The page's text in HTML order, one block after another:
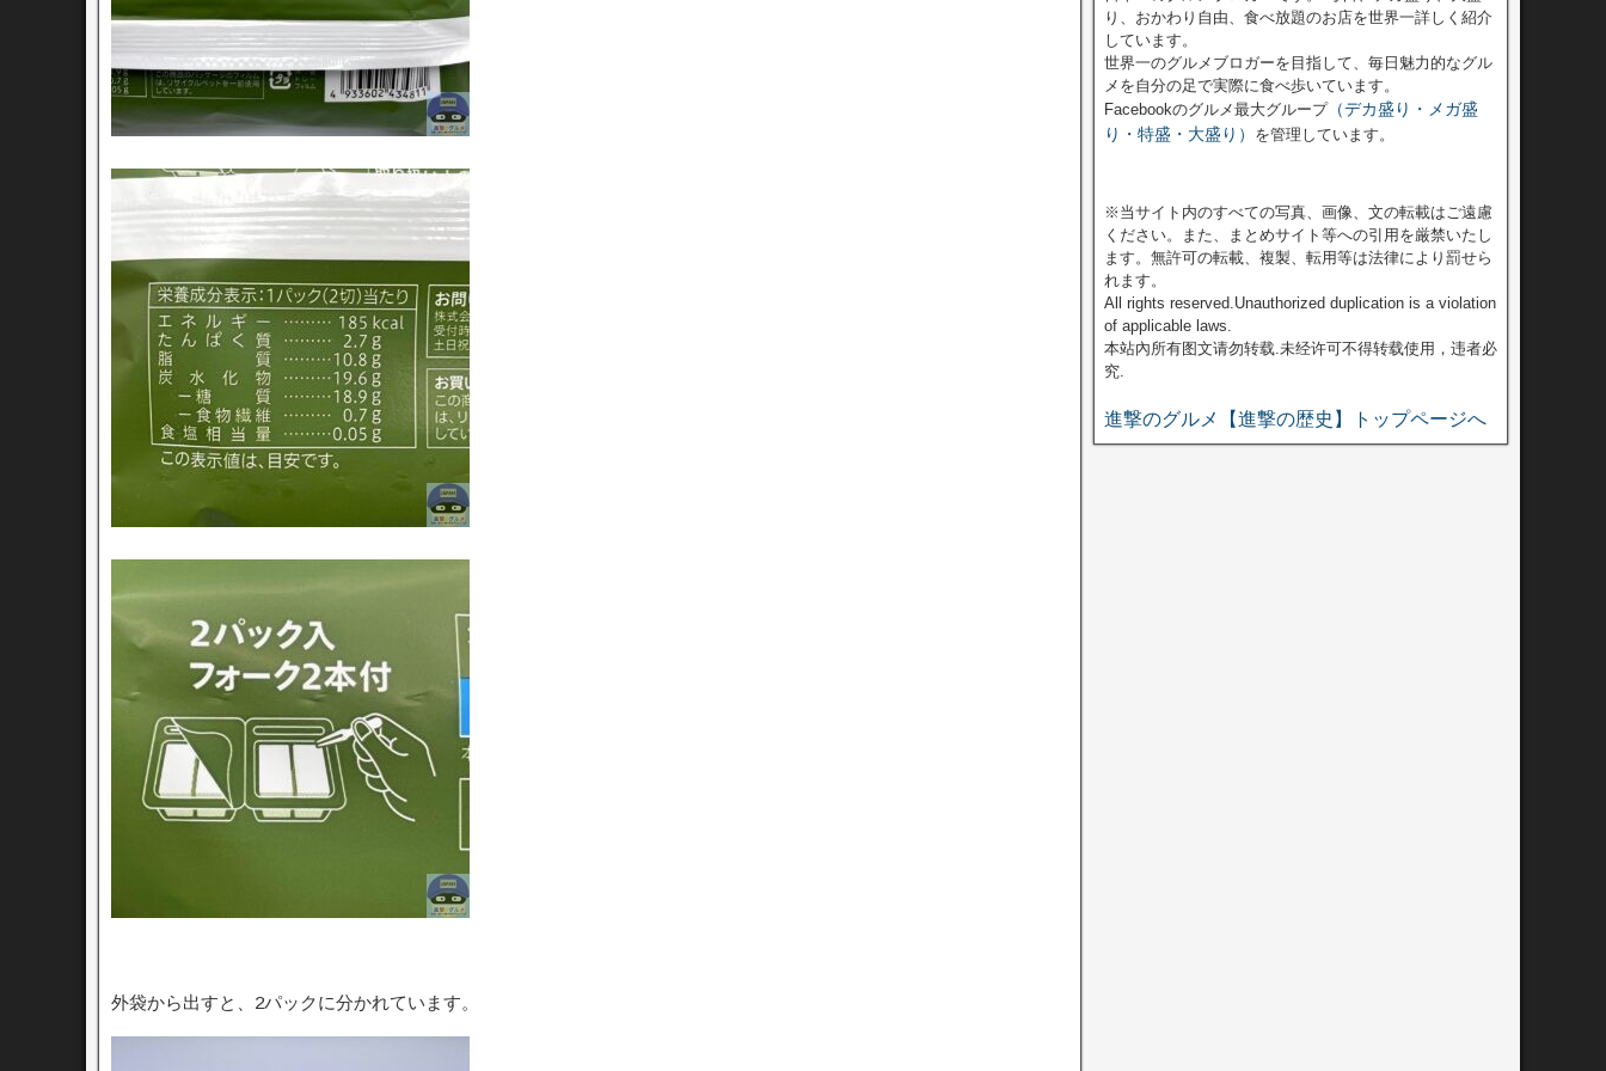
外袋から出すと、2パックに分かれています。
り、おかわり自由、食べ放題のお店を世界一詳しく紹介
しています。
世界一のグルメブロガーを目指して、毎日魅力的なグル
メを自分の足で実際に食べ歩いています。
Facebookのグルメ最大グループ（デカ盛り・メガ盛
り・特盛・大盛り） を管理しています。
※当サイト内のすべての写真、画像、文の転載はご遠慮
ください。また、まとめサイト等への引用を厳禁いたし
ます。無許可の転載、複製、転用等は法律により罰せら
れます。
All rights reserved.Unauthorized duplication is a violation
of applicable laws.
本站內所有图文请勿转载.未经许可不得转载使用，违者必
究.
進撃のグルメ【進撃の歴史】トップページへ